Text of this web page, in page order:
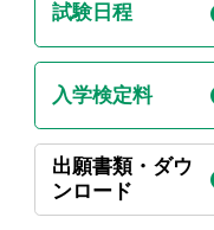
試験日程
入学検定料
出願書類・ダウ
ンロード